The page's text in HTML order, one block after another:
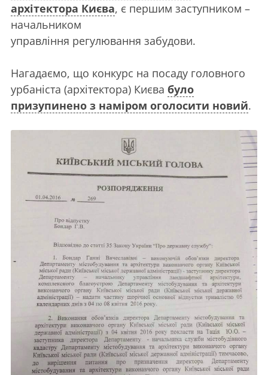
архітектора Києва, є першим заступником –
начальником
управління регулювання забудови.
Нагадаємо, що конкурс на посаду головного
урбаніста (архітектора) Києва було
призупинено з наміром оголосити новий.